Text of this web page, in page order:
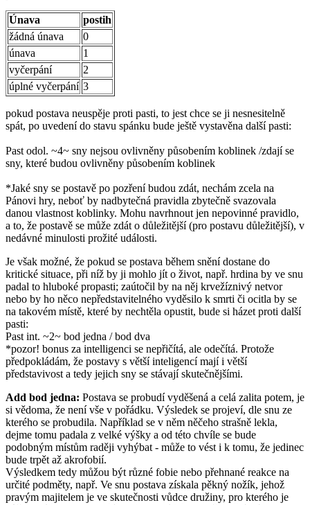
Únava
postih
žádná únava
0
únava
1
vyčerpání
2
úplné vyčerpání 3
pokud postava neuspěje proti pasti, to jest chce se ji nesnesitelně
spát, po uvedení do stavu spánku bude ještě vystavěna další pasti:
Past odol. ~4~ sny nejsou ovlivněny působením koblinek /zdají se
sny, které budou ovlivněny působením koblinek
*Jaké sny se postavě po pozření budou zdát, nechám zcela na
Pánovi hry, neboť by nadbytečná pravidla zbytečně svazovala
danou vlastnost koblinky. Mohu navrhnout jen nepovinné pravidlo,
a to, že postavě se může zdát o důležitější (pro postavu důležitější), v
nedávné minulosti prožité události.
Je však možné, že pokud se postava během snění dostane do
kritické situace, při níž by ji mohlo jít o život, např. hrdina by ve snu
padal to hluboké propasti; zaútočil by na něj krvežíznivý netvor
nebo by ho něco nepředstavitelného vyděsilo k smrti či ocitla by se
na takovém místě, které by nechtěla opustit, bude si házet proti další
pasti:
Past int. ~2~ bod jedna / bod dva
*pozor! bonus za intelligenci se nepřičítá, ale odečítá. Protože
předpokládám, že postavy s větší inteligencí mají i větší
představivost a tedy jejich sny se stávají skutečnějšími.
Add bod jedna: Postava se probudí vyděšená a celá zalita potem, je
si vědoma, že není vše v pořádku. Výsledek se projeví, dle snu ze
kterého se probudila. Například se v něm něčeho strašně lekla,
dejme tomu padala z velké výšky a od této chvíle se bude
podobným místům raději vyhýbat - může to vést i k tomu, že jedinec
bude trpět až akrofobií.
Výsledkem tedy můžou být různé fobie nebo přehnané reakce na
určité podměty, např. Ve snu postava získala pěkný nožík, jehož
pravým majitelem je ve skutečnosti vůdce družiny, pro kterého je